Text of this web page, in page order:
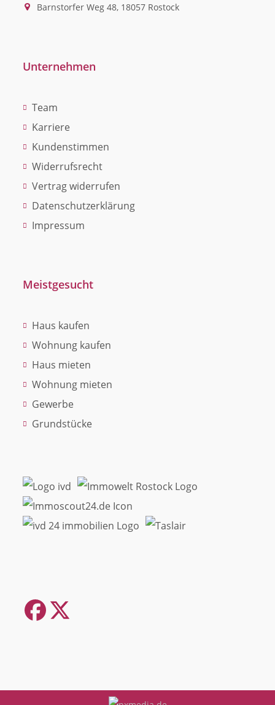
Barnstorfer Weg 48, 18057 Rostock
Unternehmen
Team
Karriere
Kundenstimmen
Widerrufsrecht
Vertrag widerrufen
Datenschutzerklärung
Impressum
Meistgesucht
Haus kaufen
Wohnung kaufen
Haus mieten
Wohnung mieten
Gewerbe
Grundstücke
Facebook
Twitter